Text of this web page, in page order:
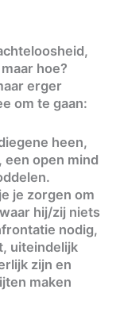
hoe?
erger
om te gaan:
heen,
een open mind
je zorgen om
hij/zij niets
nodig,
uiteindelijk
zijn en
maken